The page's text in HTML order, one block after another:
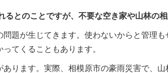
とのことですが、不要な空き家や山林の相
題が生じてきます。使わないからと管理
てくることもあります。
ります。実際、相模原市の豪雨災害で、